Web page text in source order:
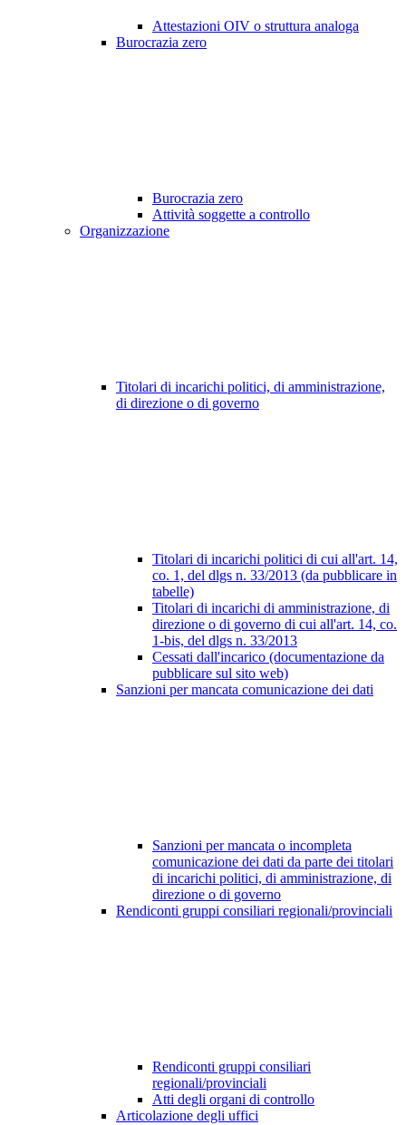
Attestazioni OIV o struttura analoga
Burocrazia zero
Burocrazia zero
Attività soggette a controllo
Organizzazione
Titolari di incarichi politici, di amministrazione,
di direzione o di governo
Titolari di incarichi politici di cui all'art. 14,
co. 1, del dlgs n. 33/2013 (da pubblicare in
tabelle)
Titolari di incarichi di amministrazione, di
direzione o di governo di cui all'art. 14, co.
1-bis, del dlgs n. 33/2013
Cessati dall'incarico (documentazione da
pubblicare sul sito web)
Sanzioni per mancata comunicazione dei dati
Sanzioni per mancata o incompleta
comunicazione dei dati da parte dei titolari
di incarichi politici, di amministrazione, di
direzione o di governo
Rendiconti gruppi consiliari regionali/provinciali
Rendiconti gruppi consiliari
regionali/provinciali
Atti degli organi di controllo
Articolazione degli uffici